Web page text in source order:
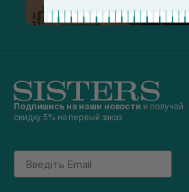
Подпишись на наши новости и получай
скидку 5% на первый заказ
Email